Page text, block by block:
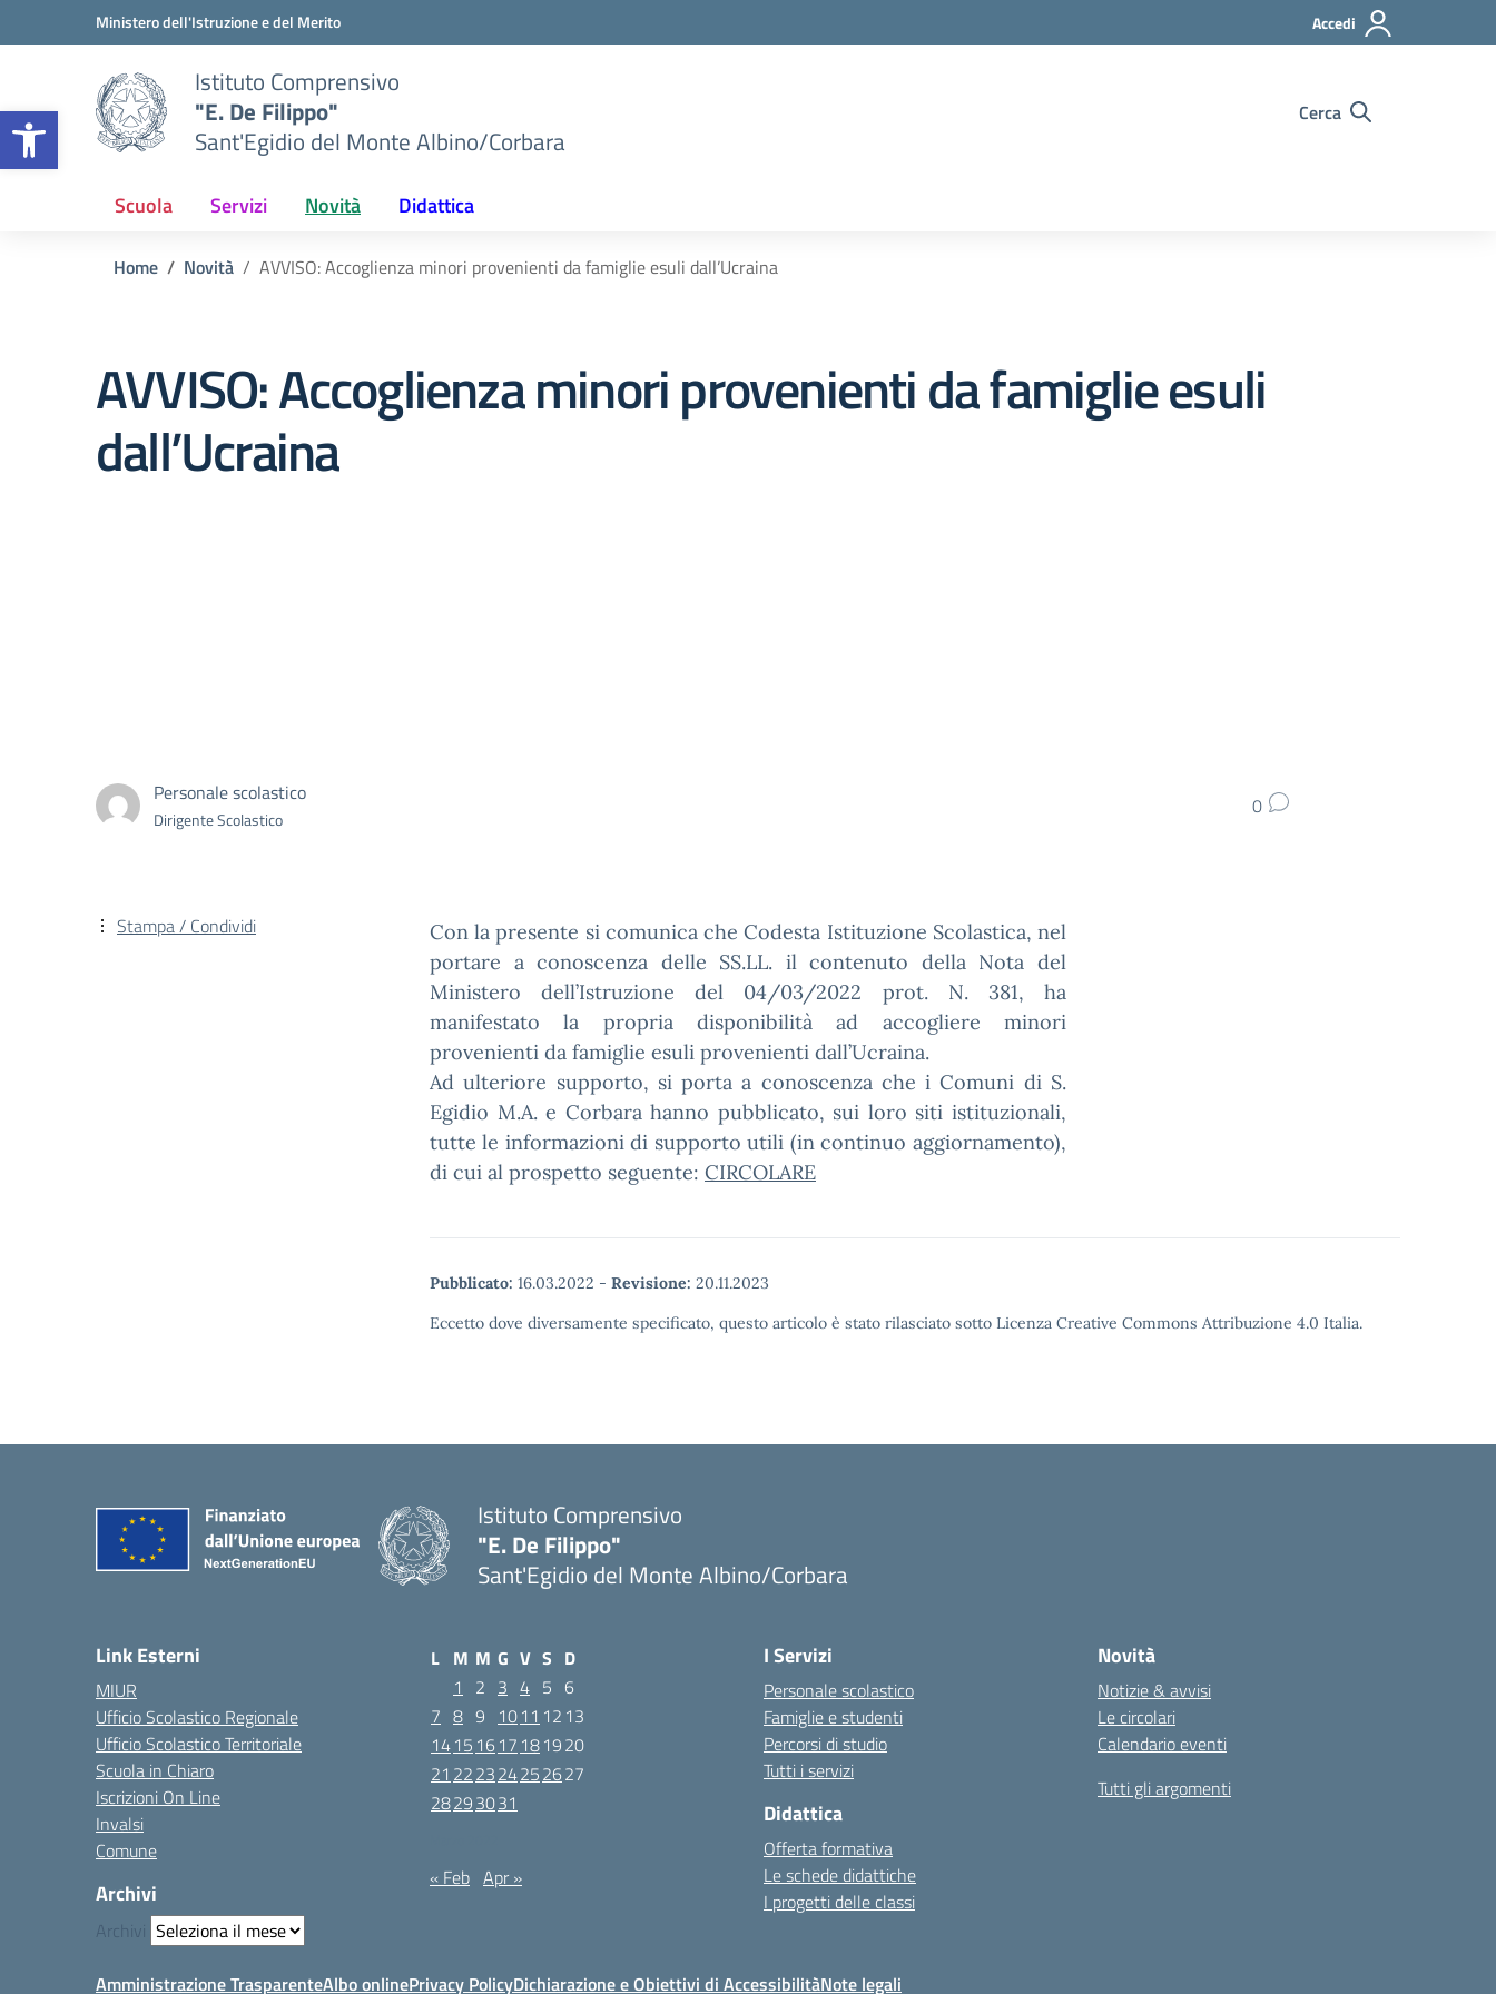
Apri la barra degli strumenti
Vai ai contenuti
Vai al menu di navigazioneMinistero dell'Istruzione e del Merito Accedi
Istituto Comprensivo
"E. De Filippo"
Sant'Egidio del Monte Albino/Corbara
Cerca
Scuola Servizi Novità Didattica
Home Novità AVVISO: Accoglienza minori provenienti da famiglie esuli dall’Ucraina
AVVISO: Accoglienza minori provenienti da famiglie esuli
dall’Ucraina
Personale scolastico
Dirigente Scolastico 0
Con la presente si comunica che Codesta Istituzione Scolastica, nel
portare a conoscenza delle SS.LL. il contenuto della Nota del
Ministero dell’Istruzione del 04/03/2022 prot. N. 381, ha
manifestato la propria disponibilità ad accogliere minori
provenienti da famiglie esuli provenienti dall’Ucraina.
Ad ulteriore supporto, si porta a conoscenza che i Comuni di S.
Egidio M.A. e Corbara hanno pubblicato, sui loro siti istituzionali,
tutte le informazioni di supporto utili (in continuo aggiornamento),
di cui al prospetto seguente: CIRCOLARE
Pubblicato: 16.03.2022 - Revisione: 20.11.2023
Eccetto dove diversamente specificato, questo articolo è stato rilasciato sotto Licenza Creative Commons Attribuzione 4.0 Italia.
Stampa / Condividi
Istituto Comprensivo
"E. De Filippo"
Sant'Egidio del Monte Albino/Corbara
Link Esterni
MIUR
Ufficio Scolastico Regionale
Ufficio Scolastico Territoriale
Scuola in Chiaro
Iscrizioni On Line
Invalsi
Comune
Archivi
Archivi
L M M G V S D
1
2 3 4 5 6
7 8 9 1011 12 13
1415 1617 181920
21 222324252627
28293031
« Feb Apr »
I Servizi
Personale scolastico
Famiglie e studenti
Percorsi di studio
Tutti i servizi
Didattica
Offerta formativa
Le schede didattiche
I progetti delle classi
Novità
Notizie & avvisi
Le circolari
Calendario eventi
Tutti gli argomenti
Amministrazione TrasparenteAlbo onlinePrivacy PolicyDichiarazione e Obiettivi di AccessibilitàNote legali